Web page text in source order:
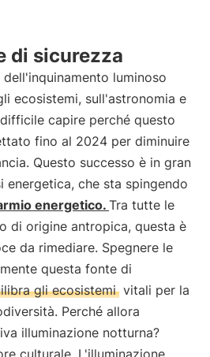
di sicurezza
luminoso
ecosistemi, sull'astronomia e
capire perché questo
fino al 2024 per diminuire
Questo successo è in gran
che sta spingendo
energetico. Tra tutte le
di origine antropica, questa è
da rimediare. Spegnere le
questa fonte di
gli ecosistemi vitali per la
Perché allora
illuminazione notturna?
culturale. L'illuminazione